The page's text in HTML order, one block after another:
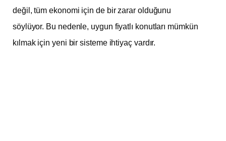
değil, tüm ekonomi için de bir zarar olduğunu
söylüyor. Bu nedenle, uygun fiyatlı konutları mümkün
kılmak için yeni bir sisteme ihtiyaç vardır.